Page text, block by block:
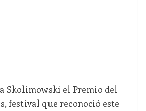
Skolimowski el Premio del
festival que reconoció este